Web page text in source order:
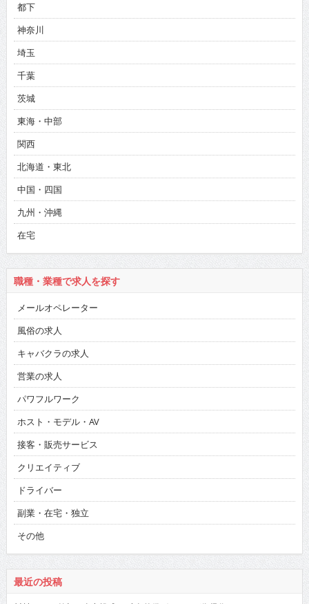
都下
神奈川
埼玉
千葉
茨城
東海・中部
関西
北海道・東北
中国・四国
九州・沖縄
在宅
職種・業種で求人を探す
メールオペレーター
風俗の求人
キャバクラの求人
営業の求人
パワフルワーク
ホスト・モデル・AV
接客・販売サービス
クリエイティブ
ドライバー
副業・在宅・独立
その他
最近の投稿